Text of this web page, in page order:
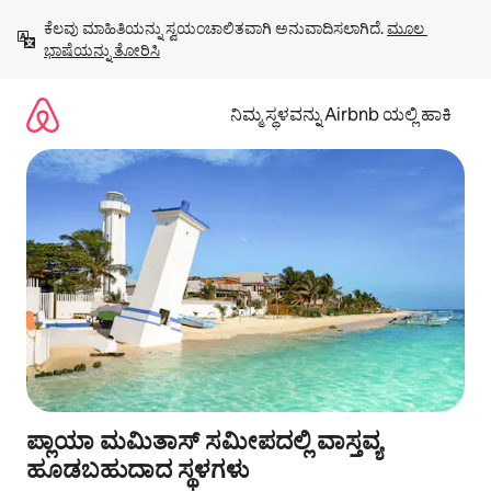
ಹೋಗಿ
ಕೆಲವು ಮಾಹಿತಿಯನ್ನು ಸ್ವಯಂಚಾಲಿತವಾಗಿ ಅನುವಾದಿಸಲಾಗಿದೆ. ಮೂಲ
ಭಾಷೆಯನ್ನು ತೋರಿಸಿ
ನಿಮ್ಮ ಸ್ಥಳವನ್ನು Airbnb ಯಲ್ಲಿ ಹಾಕಿ
ಪ್ಲಾಯಾ ಮಮಿತಾಸ್ ಸಮೀಪದಲ್ಲಿ ವಾಸ್ತವ್ಯ
ಹೂಡಬಹುದಾದ ಸ್ಥಳಗಳು